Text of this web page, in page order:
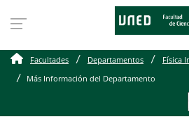
Más
Facultades Departamentos
Física
Más Información del Departamento